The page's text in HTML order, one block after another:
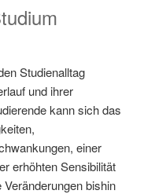
Studienalltag
und ihrer
kann sich das
einer
erhöhten Sensibilität
bishin